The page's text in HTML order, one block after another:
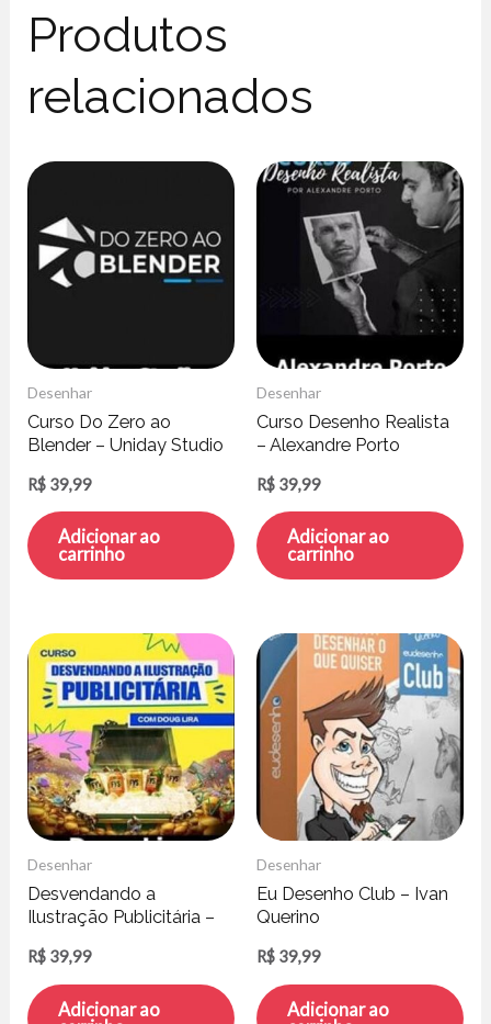
Produtos
relacionados
Desenhar
Curso Do Zero ao
Blender – Uniday Studio
R$ 39,99
Adicionar ao
carrinho
Desenhar
Curso Desenho Realista
– Alexandre Porto
R$ 39,99
Adicionar ao
carrinho
Desenhar
Desvendando a
Ilustração Publicitária –
R$ 39,99
Adicionar ao
Desenhar
Eu Desenho Club – Ivan
Querino
R$ 39,99
Adicionar ao